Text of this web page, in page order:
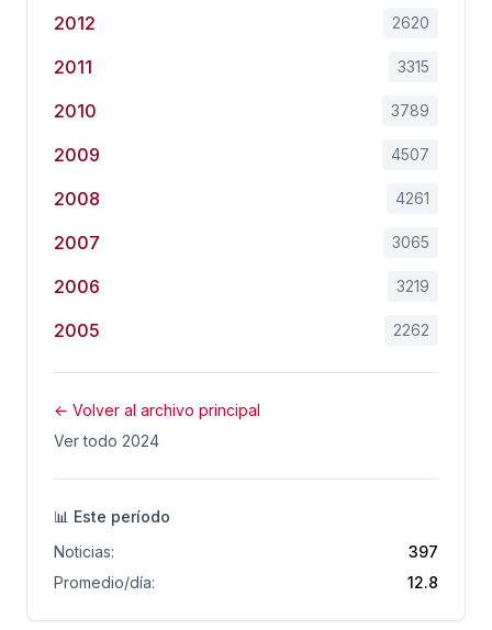
2012 2620
2011 3315
2010 3789
2009 4507
2008 4261
2007 3065
2006 3219
2005 2262
← Volver al archivo principal
Ver todo 2024
📊 Este período
Noticias:
397
Promedio/día:
12.8